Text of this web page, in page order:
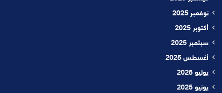
نوفمبر 2025
أكتوبر 2025
سبتمبر 2025
أغسطس 2025
يوليو 2025
يونيو 2025